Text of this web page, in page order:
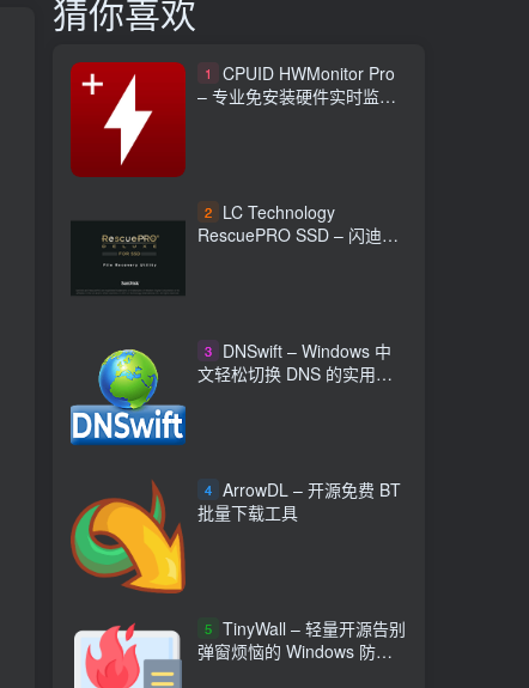
猜你喜欢
1
CPUID HWMonitor Pro
– 专业免安装硬件实时监控
2
LC Technology
RescuePRO SSD – 闪迪固
3
DNSwift – Windows 中
文轻松切换 DNS 的实用工
4 ArrowDL – 开源免费 BT
批量下载工具
5 TinyWall – 轻量开源告别
弹窗烦恼的 Windows 防火